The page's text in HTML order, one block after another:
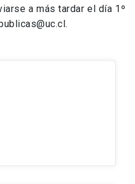
a más tardar el día 1º